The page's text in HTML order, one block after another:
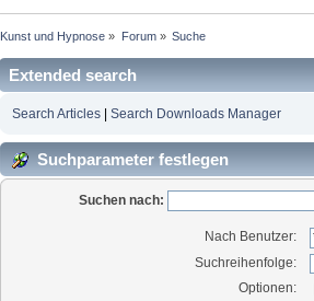
Kunst und Hypnose » Forum» Suche
Extended search
Search Articles |Search Downloads Manager
Suchparameter festlegen
Suchen nach:
Nach Benutzer:
Suchreihenfolge:
Optionen: